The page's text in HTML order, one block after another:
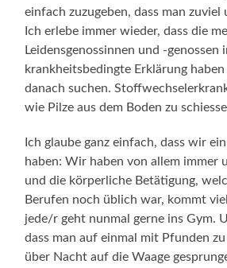
einfach zuzugeben, dass man zuviel
Ich erlebe immer wieder, dass die
Leidensgenossinnen und -genossen
krankheitsbedingte Erklärung
danach suchen.
wie Pilze aus dem Boden zu
Ich glaube ganz einfach, dass wir
haben: Wir haben von allem immer
und die körperliche Betätigung,
Berufen noch üblich war, kommt
jede/r geht nunmal gerne ins Gym.
dass man auf einmal mit Pfunden
über Nacht auf die Waage